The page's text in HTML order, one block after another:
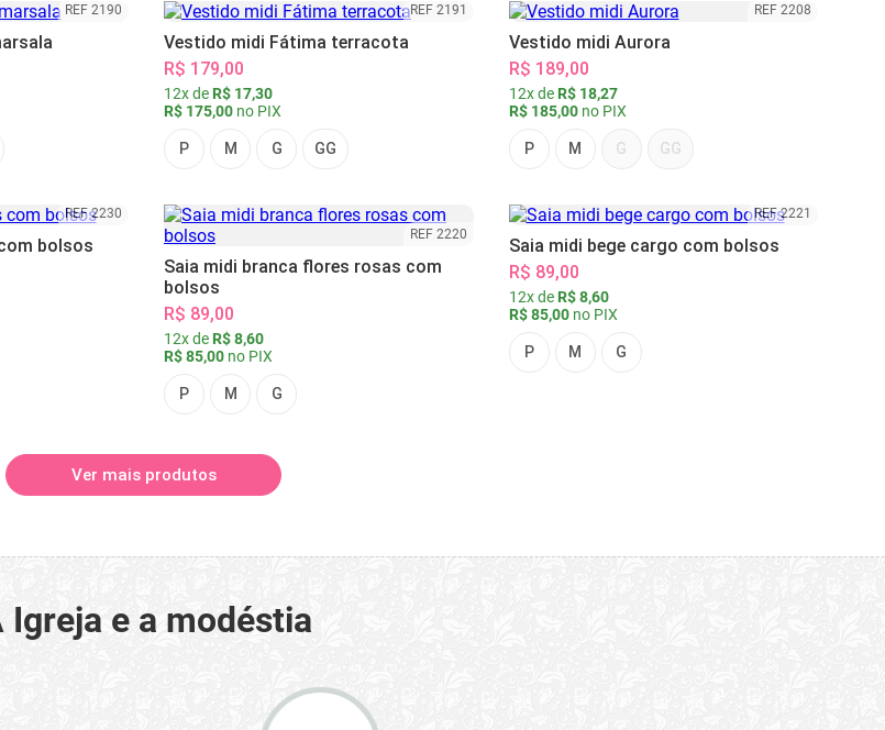
REF 2190 REF 2191
Vestido midi Fátima terracota
R$ 179,00
12x de R$ 17,30
R$ 175,00 no PIX
P M G GG
REF 2208
Vestido midi Aurora
R$ 189,00
12x de R$ 18,27
R$ 185,00no PIX
P M G GG
REF 2230
bolsos
REF 2220
Saia midi branca flores rosas com
bolsos
R$ 89,00
12x de R$ 8,60
R$ 85,00 no PIX
P M G
REF 2221
Saia midi bege cargo com bolsos
R$ 89,00
12x de R$ 8,60
R$ 85,00no PIX
P M G
Ver mais produtos
Igreja e a modéstia